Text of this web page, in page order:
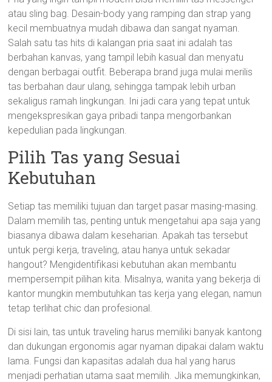
atau sling bag. Desain-body yang ramping dan strap yang
kecil membuatnya mudah dibawa dan sangat nyaman.
Salah satu tas hits di kalangan pria saat ini adalah tas
berbahan kanvas, yang tampil lebih kasual dan menyatu
dengan berbagai outfit. Beberapa brand juga mulai merilis
tas berbahan daur ulang, sehingga tampak lebih urban
sekaligus ramah lingkungan. Ini jadi cara yang tepat untuk
mengekspresikan gaya pribadi tanpa mengorbankan
kepedulian pada lingkungan.
Pilih Tas yang Sesuai
Kebutuhan
Setiap tas memiliki tujuan dan target pasar masing-masing.
Dalam memilih tas, penting untuk mengetahui apa saja yang
biasanya dibawa dalam keseharian. Apakah tas tersebut
untuk pergi kerja, traveling, atau hanya untuk sekadar
hangout? Mengidentifikasi kebutuhan akan membantu
mempersempit pilihan kita. Misalnya, wanita yang bekerja di
kantor mungkin membutuhkan tas kerja yang elegan, namun
tetap terlihat chic dan profesional.
Di sisi lain, tas untuk traveling harus memiliki banyak kantong
dan dukungan ergonomis agar nyaman dipakai dalam waktu
lama. Fungsi dan kapasitas adalah dua hal yang harus
menjadi perhatian utama saat memilih. Jika memungkinkan,